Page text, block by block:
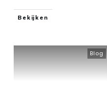
Bekijken
Blog